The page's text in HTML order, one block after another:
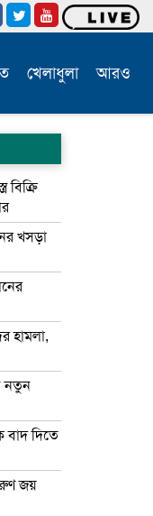
খেলাধুলা আরও
বিক্রি
খসড়া
হামলা,
নতুন
বাদ দিতে
জয়